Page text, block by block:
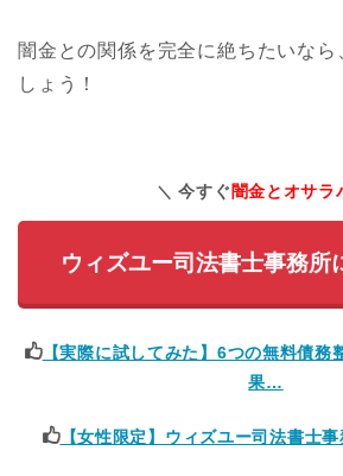
闇金との関係を完全に絶ちたいなら
しょう！
今すぐ 闇金とオサラ
ウィズユー司法書士事務所
【実際に試してみた】6つの無料債務
果…
【女性限定】ウィズユー司法書士